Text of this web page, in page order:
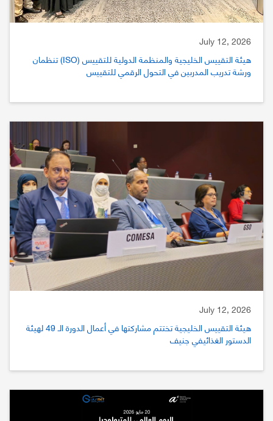
July 12, 2026
هيئة التقييس الخليجية والمنظمة الدولية للتقييس (ISO) تنظمان
ورشة تدريب المدربين في التحول الرقمي للتقييس
July 12, 2026
هيئة التقييس الخليجية تختتم مشاركتها في أعمال الدورة الـ 49 لهيئة
الدستور الغذائيفي جنيف